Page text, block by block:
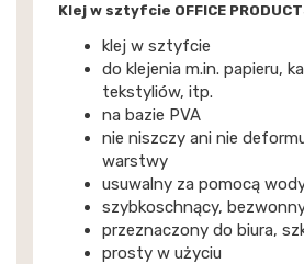
Klej w sztyfcie OFFICE
klej w sztyfcie
do klejenia m.in. papieru,
tekstyliów, itp.
na bazie PVA
nie niszczy ani nie
warstwy
usuwalny za pomocą
szybkoschnący,
przeznaczony do biura,
prosty w użyciu